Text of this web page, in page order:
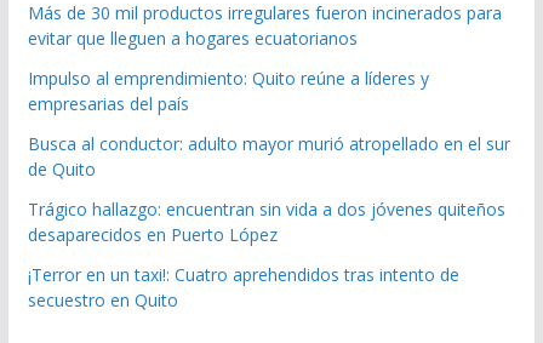
Más de 30 mil productos irregulares fueron incinerados para
evitar que lleguen a hogares ecuatorianos
Impulso al emprendimiento: Quito reúne a líderes y
empresarias del país
Busca al conductor: adulto mayor murió atropellado en el sur
de Quito
Trágico hallazgo: encuentran sin vida a dos jóvenes quiteños
desaparecidos en Puerto López
¡Terror en un taxi!: Cuatro aprehendidos tras intento de
secuestro en Quito